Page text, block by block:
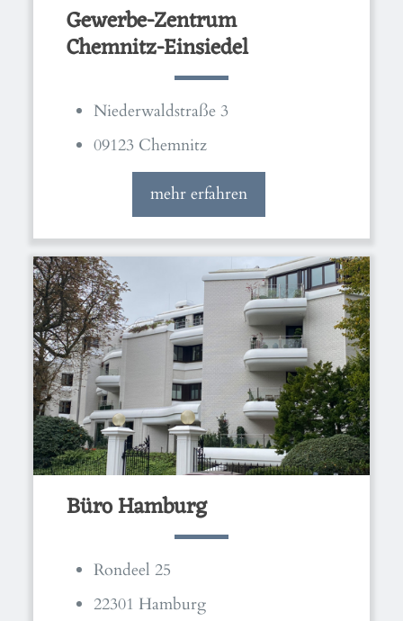
Gewerbe-Zentrum
Chemnitz-Einsiedel
Niederwaldstraße 3
09123 Chemnitz
mehr erfahren
Büro Hamburg
Rondeel 25
22301 Hamburg